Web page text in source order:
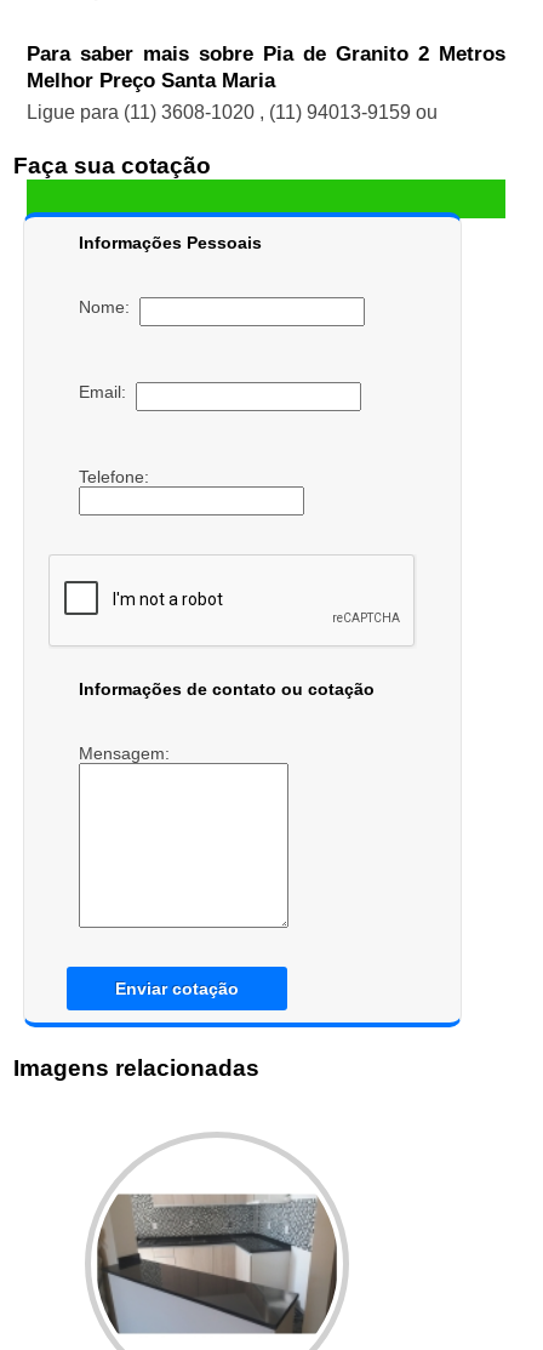
Para saber mais sobre Pia de Granito 2 Metros
Melhor Preço Santa Maria
Ligue para (11) 3608-1020 , (11) 94013-9159 ou
Faça sua cotação
Informações Pessoais
Nome:
Email:
Telefone:
Informações de contato ou cotação
Mensagem:
Enviar cotação
Imagens relacionadas